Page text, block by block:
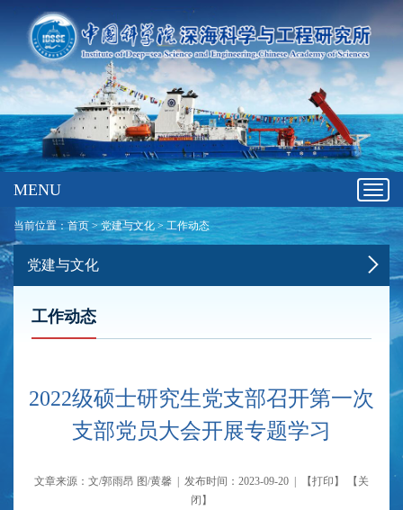
MENU
当前位置：首页 >党建与文化>工作动态
党建与文化
工作动态
2022级硕士研究生党支部召开第一次
支部党员大会开展专题学习
文章来源：文/郭雨昂 图/黄馨 | 发布时间：2023-09-20 | 【打印 】 【 关
闭 】